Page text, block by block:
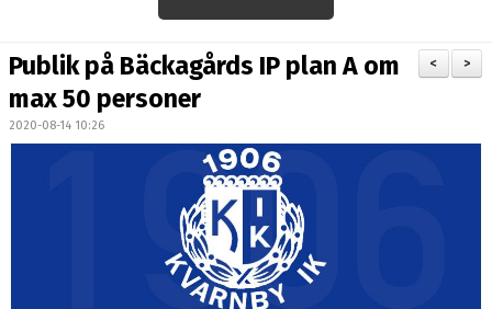
BILDGALLERI
>
<
Publik på Bäckagårds IP plan A om
max 50 personer
2020-08-14 10:26